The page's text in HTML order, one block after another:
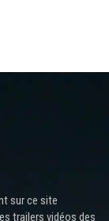
sur ce site
trailers vidéos des